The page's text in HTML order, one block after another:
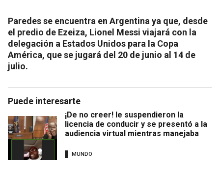
Paredes se encuentra en Argentina ya que, desde
el predio de Ezeiza, Lionel Messi viajará con la
delegación a Estados Unidos para la Copa
América, que se jugará del 20 de junio al 14 de
julio.
Puede interesarte
¡De no creer! le suspendieron la
licencia de conducir y se presentó a la
audiencia virtual mientras manejaba
MUNDO